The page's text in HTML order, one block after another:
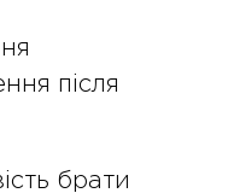
після
брати